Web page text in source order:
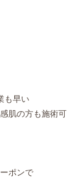
も早い
肌の方も施術可
ポンで